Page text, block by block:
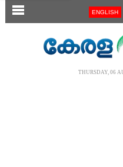
SECTIONS ENGLISH
THURSDAY, 06